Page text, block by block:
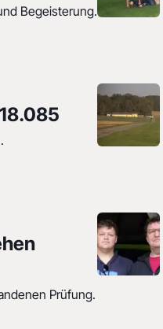
Begeisterung.
Prüfung.